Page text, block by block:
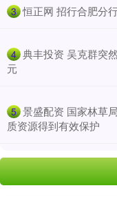
3 恒正网 招行合肥分
4 典丰投资 吴克群突
元
5 景盛配资 国家林草
质资源得到有效保护